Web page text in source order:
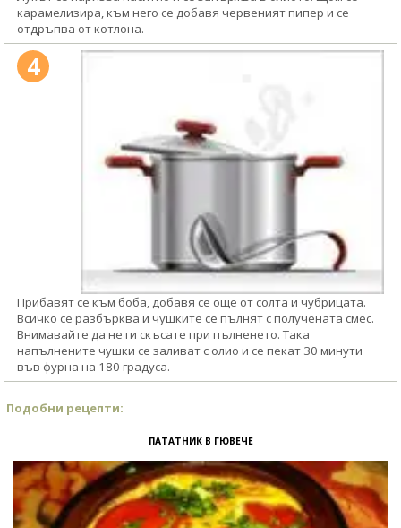
карамелизира, към него се добавя червеният пипер и се
отдръпва от котлона.
4
Прибавят се към боба, добавя се още от солта и чубрицата.
Всичко се разбърква и чушките се пълнят с получената смес.
Внимавайте да не ги скъсате при пълненето. Така
напълнените чушки се заливат с олио и се пекат 30 минути
във фурна на 180 градуса.
Подобни рецепти:
ПАТАТНИК В ГЮВЕЧЕ